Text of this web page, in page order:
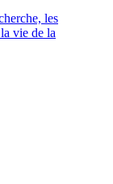
les
vie de la